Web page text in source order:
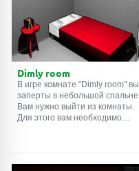
Dimly room
В игре комнате "Dimly room" вы
заперты в небольшой спальне.
Вам нужно выйти из комнаты.
Для этого вам необходимо